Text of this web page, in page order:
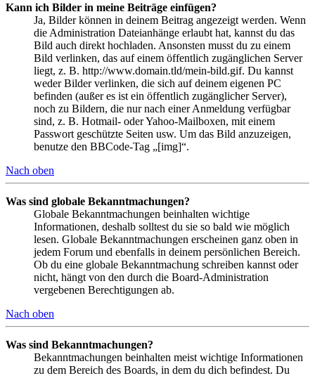
Kann ich Bilder in meine Beiträge einfügen?
Ja, Bilder können in deinem Beitrag angezeigt werden. Wenn
die Administration Dateianhänge erlaubt hat, kannst du das
Bild auch direkt hochladen. Ansonsten musst du zu einem
Bild verlinken, das auf einem öffentlich zugänglichen Server
liegt, z. B. http://www.domain.tld/mein-bild.gif. Du kannst
weder Bilder verlinken, die sich auf deinem eigenen PC
befinden (außer es ist ein öffentlich zugänglicher Server),
noch zu Bildern, die nur nach einer Anmeldung verfügbar
sind, z. B. Hotmail- oder Yahoo-Mailboxen, mit einem
Passwort geschützte Seiten usw. Um das Bild anzuzeigen,
benutze den BBCode-Tag „[img]“.
Nach oben
Was sind globale Bekanntmachungen?
Globale Bekanntmachungen beinhalten wichtige
Informationen, deshalb solltest du sie so bald wie möglich
lesen. Globale Bekanntmachungen erscheinen ganz oben in
jedem Forum und ebenfalls in deinem persönlichen Bereich.
Ob du eine globale Bekanntmachung schreiben kannst oder
nicht, hängt von den durch die Board-Administration
vergebenen Berechtigungen ab.
Nach oben
Was sind Bekanntmachungen?
Bekanntmachungen beinhalten meist wichtige Informationen
zu dem Bereich des Boards, in dem du dich befindest. Du